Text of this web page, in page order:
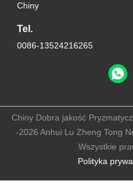
Chiny
Tel.
0086-13524216265
Polityka
Chiny Dobra jakość
-2026 Anhui Lu Zheng Tong
Wszystkie